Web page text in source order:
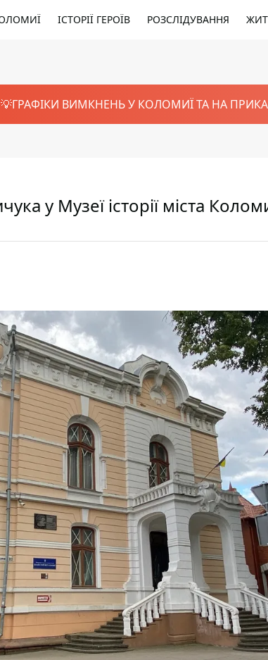
ІСТОРІЇ ГЕРОЇВ РОЗСЛІДУВАННЯ
💡ГРАФІКИ ВИМКНЕНЬ У КОЛОМИЇ ТА НА
у Музеї історії міста